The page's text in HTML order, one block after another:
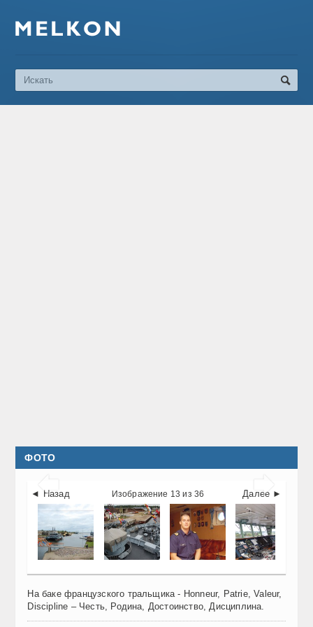
ФОТО
 
◄ Назад Далее ►
Изображение 13 из 36
На баке французского тральщика - Honneur, Patrie, Valeur,
Discipline – Честь, Родина, Достоинство, Дисциплина.